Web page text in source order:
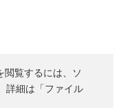
閲覧するには、ソ
詳細は「ファイル